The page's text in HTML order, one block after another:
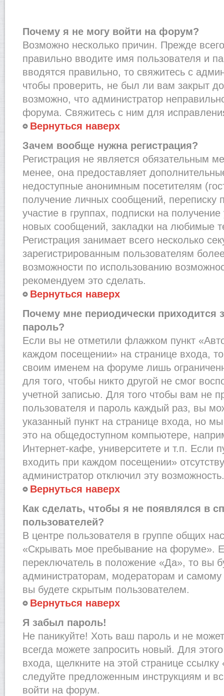
Почему я не могу войти на форум?
Возможно несколько причин. Прежде
правильно вводите имя пользователя и
вводятся правильно, то свяжитесь с
чтобы проверить, не был ли вам закрыт
возможно, что администратор
форума. Свяжитесь с ним для
Вернуться наверх
Зачем вообще нужна регистрация?
Регистрация не является обязательным
менее, она предоставляет
недоступные анонимным посетителям
получение личных сообщений, переписку
участие в группах, подписки на
новых сообщений, закладки на любимые
Регистрация занимает всего несколько
зарегистрированным пользователям
возможности по использованию
рекомендуем это сделать.
Вернуться наверх
Почему мне периодически приходится
пароль?
Если вы не отметили флажком пункт
каждом посещении» на странице входа,
своим именем на форуме лишь
для того, чтобы никто другой не смог
учетной записью. Для того чтобы вам не
пользователя и пароль каждый раз, вы
указанный пункт на странице входа, но
это на общедоступном компьютере,
Интернет-кафе, университете и т.п. Если
входить при каждом посещении»
администратор отключил эту возможность.
Вернуться наверх
Как сделать, чтобы я не появлялся в
пользователей?
В центре пользователя в группе общих
«Скрывать мое пребывание на форуме».
переключатель в положение «Да», то вы
администраторам, модераторам и
вы будете скрытым пользователем.
Вернуться наверх
Я забыл пароль!
Не паникуйте! Хоть ваш пароль и не
всегда можете запросить новый. Для
входа, щелкните на этой странице
следуйте предложенным инструкциям и
войти на форум.